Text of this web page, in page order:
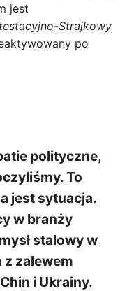
jest
Strajkowy
po
polityczne,
To
jest sytuacja.
w branży
stalowy w
z zalewem
i Ukrainy.